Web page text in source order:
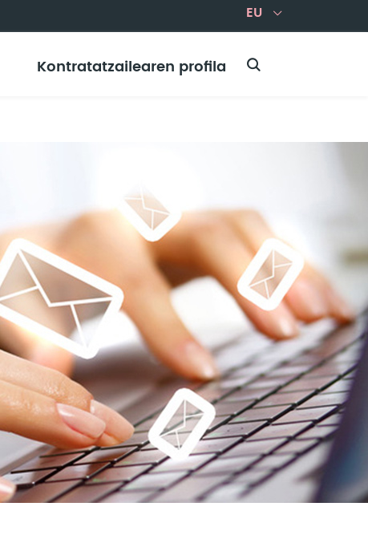
Kontratatzailearen profila